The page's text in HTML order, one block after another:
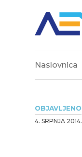
Naslovnica
OBJAVLJENO
4. SRPNJA 2014.